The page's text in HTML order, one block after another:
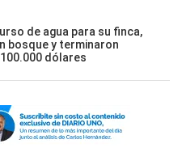
de agua para su finca,
bosque y terminaron
dólares